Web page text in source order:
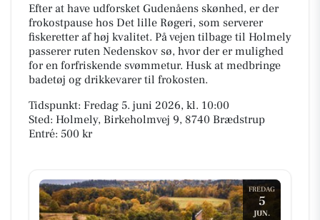
Efter at have udforsket Gudenåens skønhed, er der
frokostpause hos Det lille Røgeri, som serverer
fiskeretter af høj kvalitet. På vejen tilbage til Holmely
passerer ruten Nedenskov sø, hvor der er mulighed
for en forfriskende svømmetur. Husk at medbringe
badetøj og drikkevarer til frokosten.
Tidspunkt: Fredag 5. juni 2026, kl. 10:00
Sted: Holmely, Birkeholmvej 9, 8740 Brædstrup
Entré: 500 kr
FREDAG
5
JUN.